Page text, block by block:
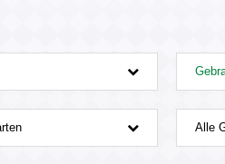
Alle